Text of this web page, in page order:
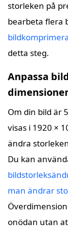
storleken på
bearbeta flera
detta steg.
Anpassa
Om din bild är
visas i 1920 ×
ändra
Du kan
man ändrar
onödan utan